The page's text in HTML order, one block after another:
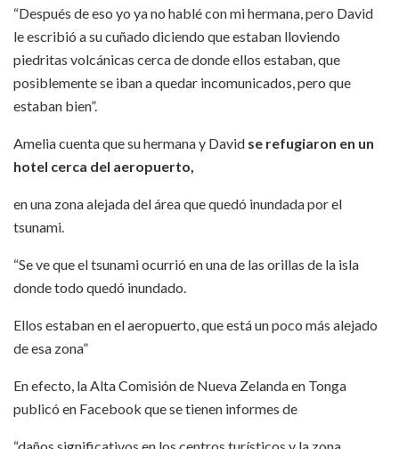
“Después de eso yo ya no hablé con mi hermana, pero David
le escribió a su cuñado diciendo que estaban lloviendo
piedritas volcánicas cerca de donde ellos estaban, que
posiblemente se iban a quedar incomunicados, pero que
estaban bien”.
Amelia cuenta que su hermana y David se refugiaron en un
hotel cerca del aeropuerto,
en una zona alejada del área que quedó inundada por el
tsunami.
“Se ve que el tsunami ocurrió en una de las orillas de la isla
donde todo quedó inundado.
Ellos estaban en el aeropuerto, que está un poco más alejado
de esa zona”
En efecto, la Alta Comisión de Nueva Zelanda en Tonga
publicó en Facebook que se tienen informes de